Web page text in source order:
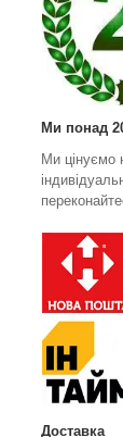
Ми понад
Ми цінуємо
Доставка